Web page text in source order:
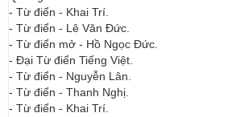
- Từ điển - Khai Trí.
- Từ điển - Lê Văn Đức.
- Từ điển mở - Hồ Ngọc Đức.
- Đại Từ điển Tiếng Việt.
- Từ điển - Nguyễn Lân.
- Từ điển - Thanh Nghị.
- Từ điển - Khai Trí.